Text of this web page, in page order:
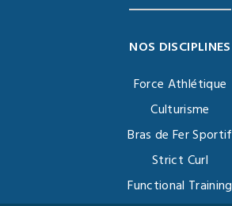
NOS DISCIPLINES
Force Athlétique
Culturisme
Bras de Fer Sportif
Strict Curl
Functional Training